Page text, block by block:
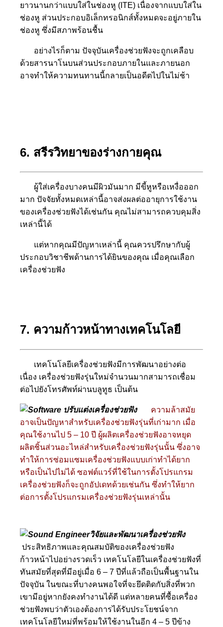
ยาวนานกว่าแบบใส่ในช่องหู (ITE) เนื่องจากแบบใส่ใน
ช่องหู ส่วนประกอบอิเล็กทรอนิกส์ทั้งหมดจะอยู่ภายใน
ช่องหู ซึ่งมีสภาพร้อนชื้น
อย่างไรก็ตาม ปัจจุบันเครื่องช่วยฟังจะถูกเคลือบ
ด้วยสารนาโนบนส่วนประกอบภายในและภายนอก
อาจทำให้ความทนทานนี้กลายเป็นอดีตไปในไม่ช้า
6. สรีรวิทยาของร่างกายคุณ
ผู้ใส่เครื่องบางคนมีผิวมันมาก มีขี้หูหรือเหงื่อออก
มาก ปัจจัยทั้งหมดเหล่านี้อาจส่งผลต่ออายุการใช้งาน
ของเครื่องช่วยฟังได้เช่นกัน คุณไม่สามารถควบคุมสิ่ง
เหล่านี้ได้
แต่หากคุณมีปัญหาเหล่านี้ คุณควรปรึกษากับผู้
ประกอบวิชาชีพด้านการได้ยินของคุณ เมื่อคุณเลือก
เครื่องช่วยฟัง
7. ความก้าวหน้าทางเทคโนโลยี
เทคโนโลยีเครื่องช่วยฟังมีการพัฒนาอย่างต่อ
เนื่อง เครื่องช่วยฟังรุ่นใหม่จำนวนมากสามารถเชื่อม
ต่อไปยังโทรศัพท์ผ่านบลูทูธ เป็นต้น
ความล้าสมัย
อาจเป็นปัญหาสำหรับเครื่องช่วยฟังรุ่นที่เก่ามาก เมื่อ
คุณใช้งานไป 5 – 10 ปี ผู้ผลิตเครื่องช่วยฟังอาจหยุด
ผลิตชิ้นส่วนอะไหล่สำหรับเครื่องช่วยฟังรุ่นนั้น ซึ่งอาจ
ทำให้การซ่อมแซมเครื่องช่วยฟังแบบเก่าทำได้ยาก
หรือเป็นไปไม่ได้ ซอฟต์แวร์ที่ใช้ในการตั้งโปรแกรม
เครื่องช่วยฟังก็จะถูกอัปเดทด้วยเช่นกัน ซึ่งทำให้ยาก
ต่อการตั้งโปรแกรมเครื่องช่วยฟังรุ่นเหล่านั้น
ประสิทธิภาพและคุณสมบัติของเครื่องช่วยฟัง
ก้าวหน้าไปอย่างรวดเร็ว เทคโนโลยีในเครื่องช่วยฟังที่
ทันสมัยที่สุดที่มีอยู่เมื่อ 6 – 7 ปีที่แล้วถือเป็นพื้นฐานใน
ปัจจุบัน ในขณะที่บางคนพอใจที่จะยึดติดกับสิ่งที่พวก
เขามีอยู่หากยังคงทำงานได้ดี แต่หลายคนที่ซื้อเครื่อง
ช่วยฟังพบว่าตัวเองต้องการได้รับประโยชน์จาก
เทคโนโลยีใหม่ที่พร้อมให้ใช้งานในอีก 4 – 5 ปีข้าง